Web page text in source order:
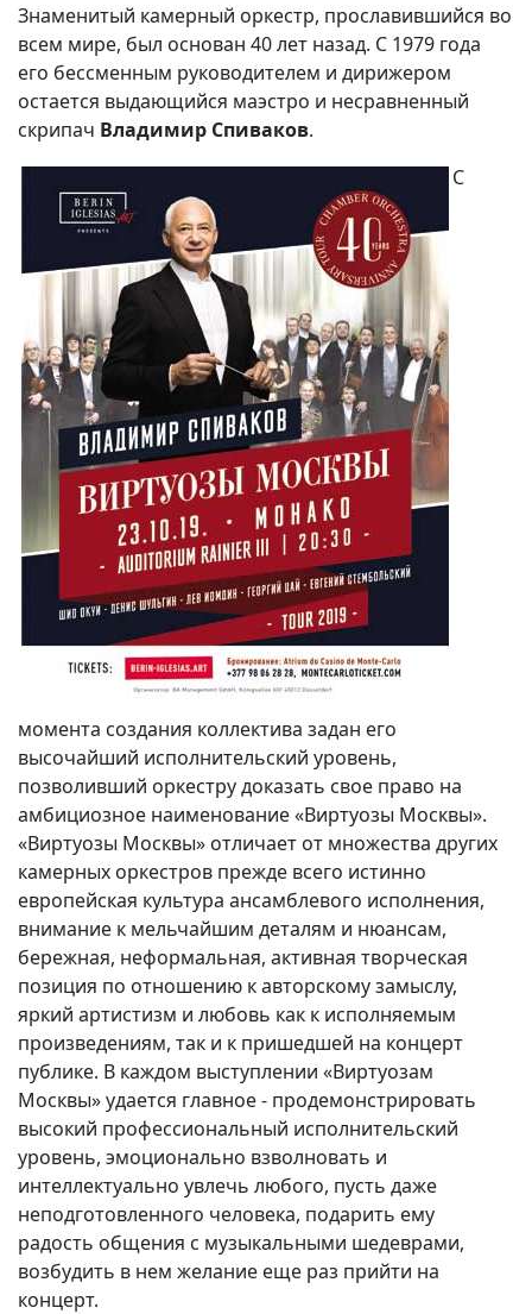
Знаменитый камерный оркестр, прославившийся во
всем мире, был основан 40 лет назад. С 1979 года
его бессменным руководителем и дирижером
остается выдающийся маэстро и несравненный
скрипач Владимир Спиваков.
С
момента создания коллектива задан его
высочайший исполнительский уровень,
позволивший оркестру доказать свое право на
амбициозное наименование «Виртуозы Москвы».
«Виртуозы Москвы» отличает от множества других
камерных оркестров прежде всего истинно
европейская культура ансамблевого исполнения,
внимание к мельчайшим деталям и нюансам,
бережная, неформальная, активная творческая
позиция по отношению к авторскому замыслу,
яркий артистизм и любовь как к исполняемым
произведениям, так и к пришедшей на концерт
публике. В каждом выступлении «Виртуозам
Москвы» удается главное - продемонстрировать
высокий профессиональный исполнительский
уровень, эмоционально взволновать и
интеллектуально увлечь любого, пусть даже
неподготовленного человека, подарить ему
радость общения с музыкальными шедеврами,
возбудить в нем желание еще раз прийти на
концерт.